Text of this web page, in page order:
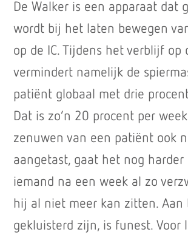
De Walker is een apparaat dat
wordt bij het laten bewegen
op de IC. Tijdens het verblijf op
vermindert namelijk de
patiënt globaal met drie
Dat is zo’n 20 procent per
zenuwen van een patiënt ook
aangetast, gaat het nog harder
iemand na een week al zo
hij al niet meer kan zitten. Aan
gekluisterd zijn, is funest. Voor